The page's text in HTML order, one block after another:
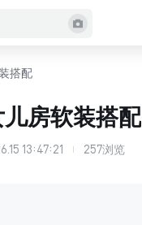
搭配
房软装搭配
13:47:21 257浏览